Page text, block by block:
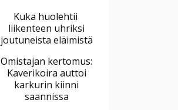
Kuka huolehtii
liikenteen uhriksi
joutuneista eläimistä
Omistajan kertomus:
Kaverikoira auttoi
karkurin kiinni
saannissa